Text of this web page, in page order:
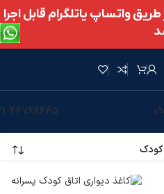
واتساپ یاتلگرام قابل اجرا
44768445
کودک